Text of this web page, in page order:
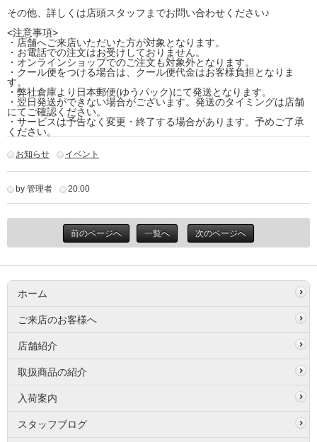
その他、詳しくは店頭スタッフまでお問い合わせください♪
<注意事項>
・店舗へご来店いただいた方が対象となります。
・お電話での注文はお受けしておりません。
・オンラインショップでのご注文も対象外となります。
・クール便をつける場合は、クール便代金はお客様負担となりま
す。
・弊社倉庫より日本郵便(ゆうパック)にて発送となります。
・翌日発送ができない場合がございます。発送のタイミングは店舗
にてご確認ください。
・サービスは予告なく変更・終了する場合があります。予めご了承
ください。
お知らせ イベント
by 管理者 20:00
前のページへ 一覧へ 次のページへ
ホーム
ご来店のお客様へ
店舗紹介
取扱商品の紹介
入荷案内
スタッフブログ